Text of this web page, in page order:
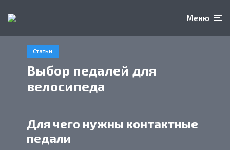
Меню
Статьи
Выбор педалей для
велосипеда
Для чего нужны контактные
педали